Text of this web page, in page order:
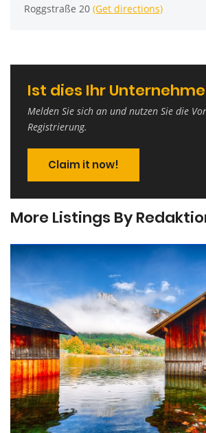
Roggstraße 20 (Get directions)
Ist dies Ihr
Melden Sie sich an und nutzen Sie die
Registrierung.
Claim it now!
More Listings By